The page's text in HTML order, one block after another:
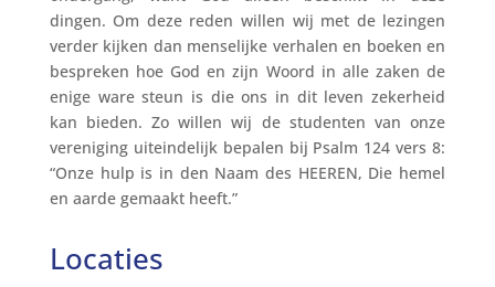
dingen. Om deze reden willen wij met de lezingen
verder kijken dan menselijke verhalen en boeken en
bespreken hoe God en zijn Woord in alle zaken de
enige ware steun is die ons in dit leven zekerheid
kan bieden. Zo willen wij de studenten van onze
vereniging uiteindelijk bepalen bij Psalm 124 vers 8:
“Onze hulp is in den Naam des HEEREN, Die hemel
en aarde gemaakt heeft.”
Locaties